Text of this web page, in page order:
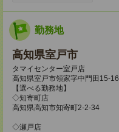
勤務地
高知県室戸市
タマイセンター室戸店
高知県室戸市領家字中門田15-16
【選べる勤務地】
◇知寄町店
高知県高知市知寄町2-2-34
◇瀬戸店